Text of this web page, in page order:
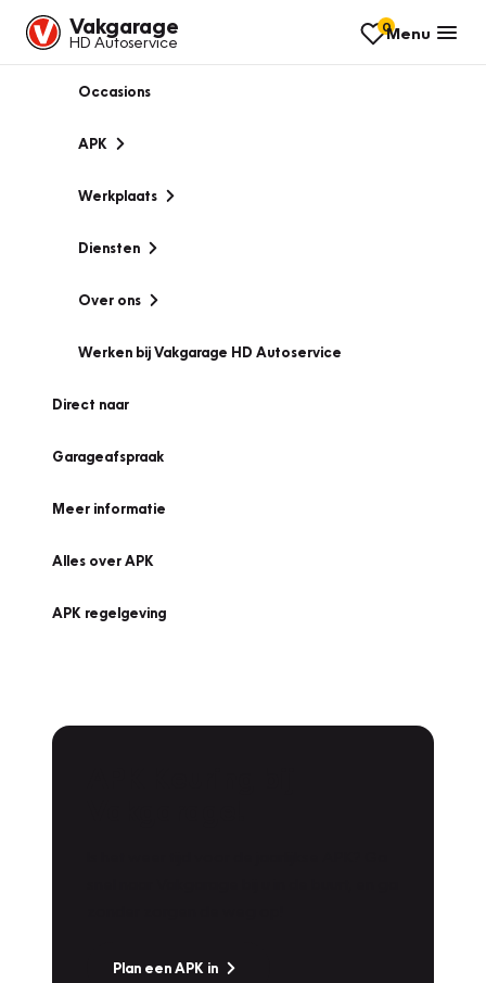
Vakgarage
HD Autoservice
0Menu
Occasions
APK
Werkplaats
Diensten
Over ons
Werken bij Vakgarage HD Autoservice
Direct naar
Garageafspraak
Meer informatie
Alles over APK
APK regelgeving
Plan een APK in